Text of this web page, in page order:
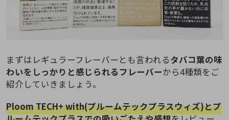
まずはレギュラーフレーバーとも言われるタバコ葉の味
わいをしっかりと感じられるフレーバーから4種類をご
紹介していきましょう。
Ploom TECH+ with(プルームテックプラスウィズ)とプ